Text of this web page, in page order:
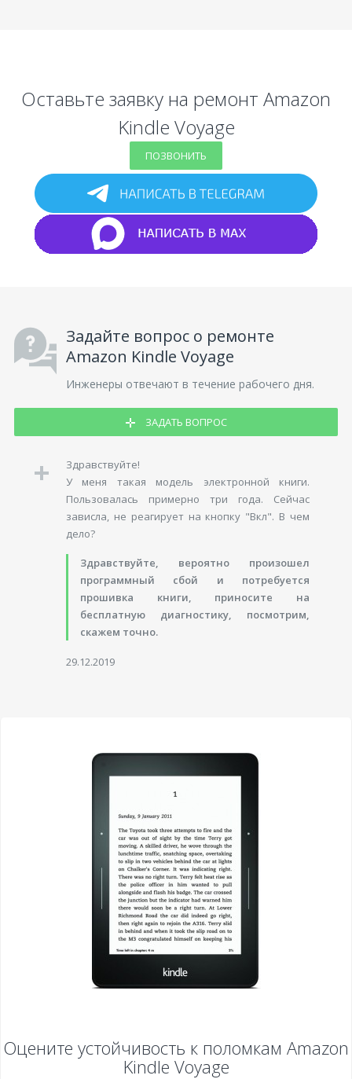
Оставьте заявку на ремонт Amazon
Kindle Voyage
ПОЗВОНИТЬ
Задайте вопрос о ремонте
Amazon Kindle Voyage
Инженеры отвечают в течение рабочего дня.
ЗАДАТЬ ВОПРОС
Здравствуйте!
У меня такая модель электронной книги.
Пользовалась примерно три года. Сейчас
зависла, не реагирует на кнопку "Вкл". В чем
дело?
Здравствуйте, вероятно произошел
программный сбой и потребуется
прошивка книги, приносите на
бесплатную диагностику, посмотрим,
скажем точно.
29.12.2019
Оцените устойчивость к поломкам Amazon
Kindle Voyage